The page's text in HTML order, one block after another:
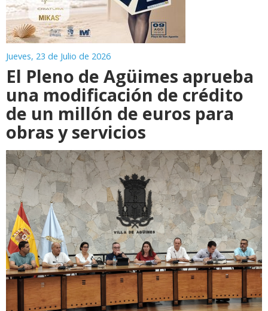
Jueves, 23 de Julio de 2026
El Pleno de Agüimes aprueba
una modificación de crédito
de un millón de euros para
obras y servicios